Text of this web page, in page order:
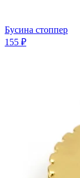
Бусина стоппер
155 ₽